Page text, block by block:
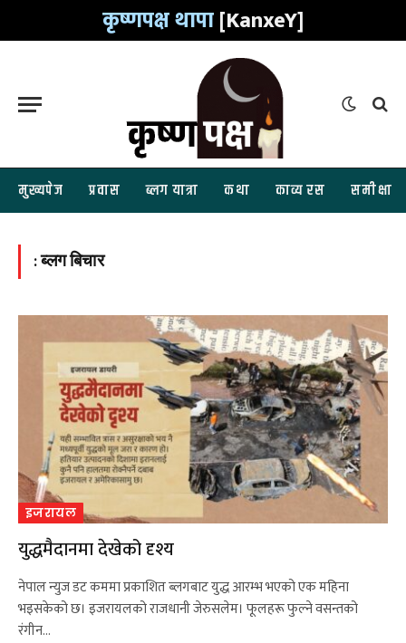
कृष्णपक्ष थापा[KanxeY]
मुख्यपेज प्रवास ब्लग यात्रा कथा काव्य रस समीक्षा
:ब्लग बिचार
इजरायल
युद्धमैदानमा देखेको दृश्य
नेपाल न्युज डट कममा प्रकाशित ब्लगबाट युद्ध आरम्भ भएको एक महिना
भइसकेको छ। इजरायलको राजधानी जेरुसलेम। फूलहरू फुल्ने वसन्तको
रंगीन…